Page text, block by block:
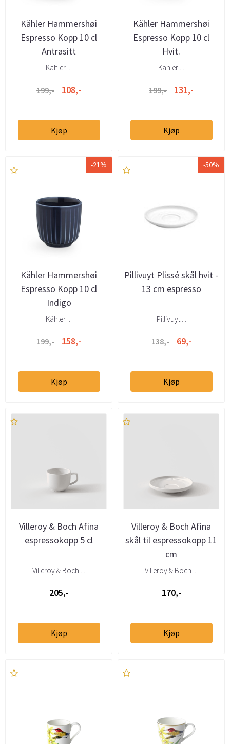
Kähler Hammershøi
Espresso Kopp 10 cl
Antrasitt
Kähler ...
199,- 108,-
Kjøp
Kähler Hammershøi
Espresso Kopp 10 cl
Hvit.
Kähler ...
199,- 131,-
Kjøp
-21%
Kähler Hammershøi
Espresso Kopp 10 cl
Indigo
Kähler ...
199,- 158,-
Kjøp
-50%
Pillivuyt Plissé skål hvit -
13 cm espresso
Pillivuyt ...
138,- 69,-
Kjøp
Villeroy & Boch Afina
espressokopp 5 cl
Villeroy & Boch ...
205,-
Kjøp
Villeroy & Boch Afina
skål til espressokopp 11
cm
Villeroy & Boch ...
170,-
Kjøp